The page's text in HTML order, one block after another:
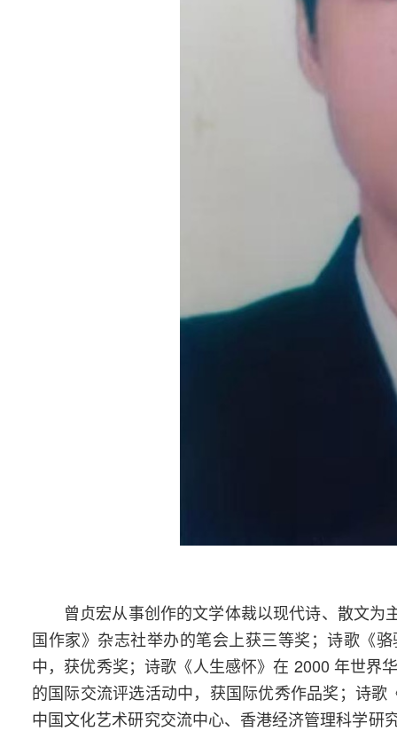
曾贞宏从事创作的文学体裁以现代诗、散文
国作家》杂志社举办的笔会上获三等奖；诗歌《
中，获优秀奖；诗歌《人生感怀》在 2000 年世界
的国际交流评选活动中，获国际优秀作品奖；诗
中国文化艺术研究交流中心、香港经济管理科学